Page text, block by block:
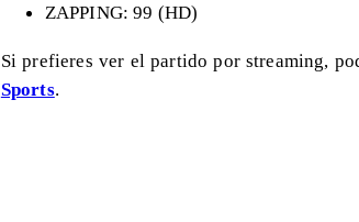
ZAPPING: 99 (HD)
Si prefieres ver el partido por streaming,
Sports.